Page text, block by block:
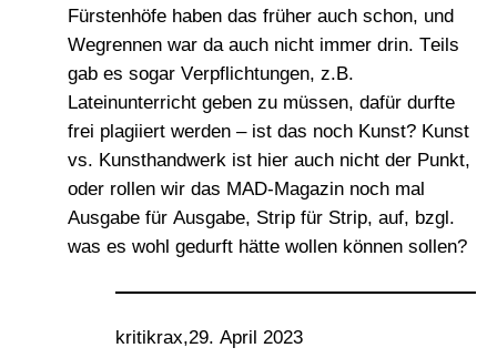
Fürstenhöfe haben das früher auch schon, und
Wegrennen war da auch nicht immer drin. Teils
gab es sogar Verpflichtungen, z.B.
Lateinunterricht geben zu müssen, dafür durfte
frei plagiiert werden – ist das noch Kunst? Kunst
vs. Kunsthandwerk ist hier auch nicht der Punkt,
oder rollen wir das MAD-Magazin noch mal
Ausgabe für Ausgabe, Strip für Strip, auf, bzgl.
was es wohl gedurft hätte wollen können sollen?
kritikrax,29. April 2023